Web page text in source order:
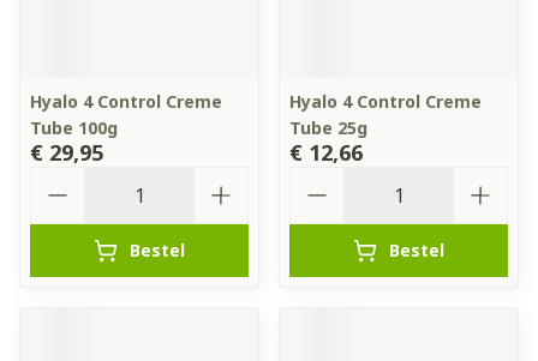
Hyalo 4 Control Creme
Tube 100g
€ 29,95
Bestel
Hyalo 4 Control Creme
Tube 25g
€ 12,66
Bestel